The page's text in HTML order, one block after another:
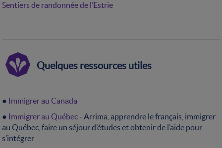
Sentiers de randonnée de l’Estrie
Quelques ressources utiles
● Immigrer au Canada
● Immigrer au Québec - Arrima, apprendre le français, immigrer
au Québec, faire un séjour d’études et obtenir de l’aide pour
s’intégrer